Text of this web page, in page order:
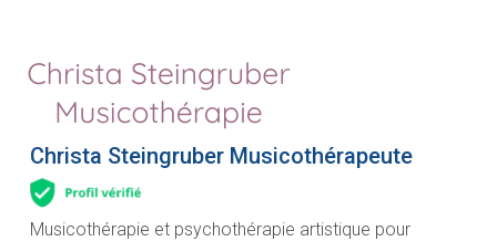
Christa Steingruber Musicothérapeute
Musicothérapie et psychothérapie artistique pour